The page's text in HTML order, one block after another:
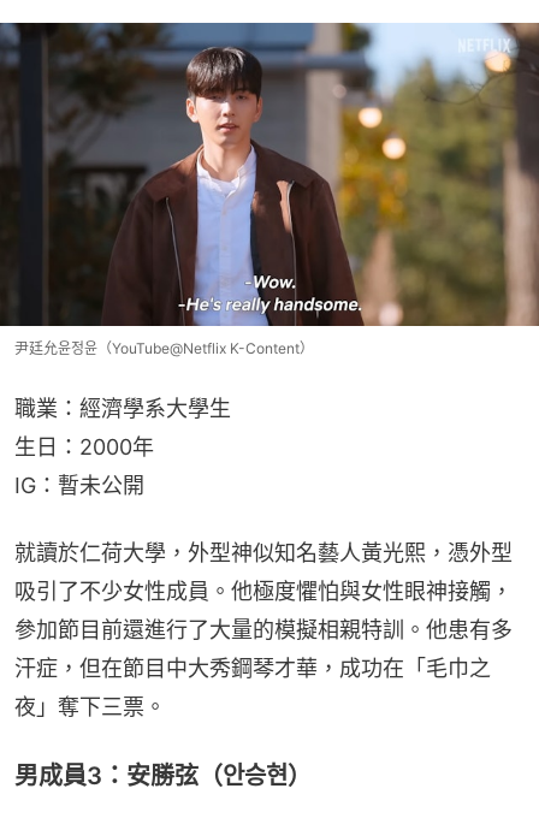
尹廷允윤정윤（YouTube@Netflix K-Content）
職業：經濟學系大學生
生日：2000年
IG：暫未公開
就讀於仁荷大學，外型神似知名藝人黃光熙，憑外型
吸引了不少女性成員。他極度懼怕與女性眼神接觸，
參加節目前還進行了大量的模擬相親特訓。他患有多
汗症，但在節目中大秀鋼琴才華，成功在「毛巾之
夜」奪下三票。
男成員3：安勝弦（안승현）